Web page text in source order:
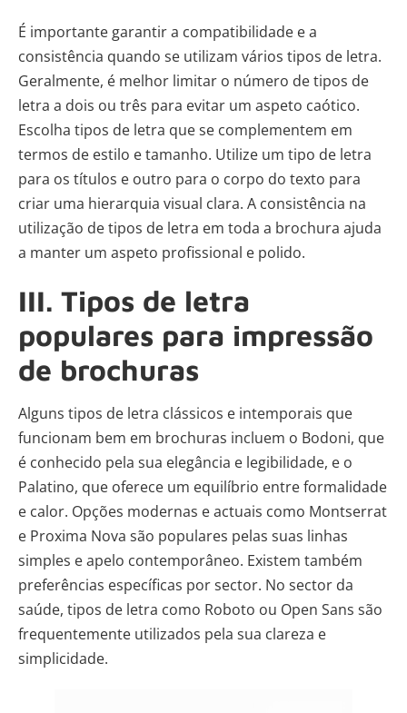
É importante garantir a compatibilidade e a
consistência quando se utilizam vários tipos de letra.
Geralmente, é melhor limitar o número de tipos de
letra a dois ou três para evitar um aspeto caótico.
Escolha tipos de letra que se complementem em
termos de estilo e tamanho. Utilize um tipo de letra
para os títulos e outro para o corpo do texto para
criar uma hierarquia visual clara. A consistência na
utilização de tipos de letra em toda a brochura ajuda
a manter um aspeto profissional e polido.
III. Tipos de letra
populares para impressão
de brochuras
Alguns tipos de letra clássicos e intemporais que
funcionam bem em brochuras incluem o Bodoni, que
é conhecido pela sua elegância e legibilidade, e o
Palatino, que oferece um equilíbrio entre formalidade
e calor. Opções modernas e actuais como Montserrat
e Proxima Nova são populares pelas suas linhas
simples e apelo contemporâneo. Existem também
preferências específicas por sector. No sector da
saúde, tipos de letra como Roboto ou Open Sans são
frequentemente utilizados pela sua clareza e
simplicidade.